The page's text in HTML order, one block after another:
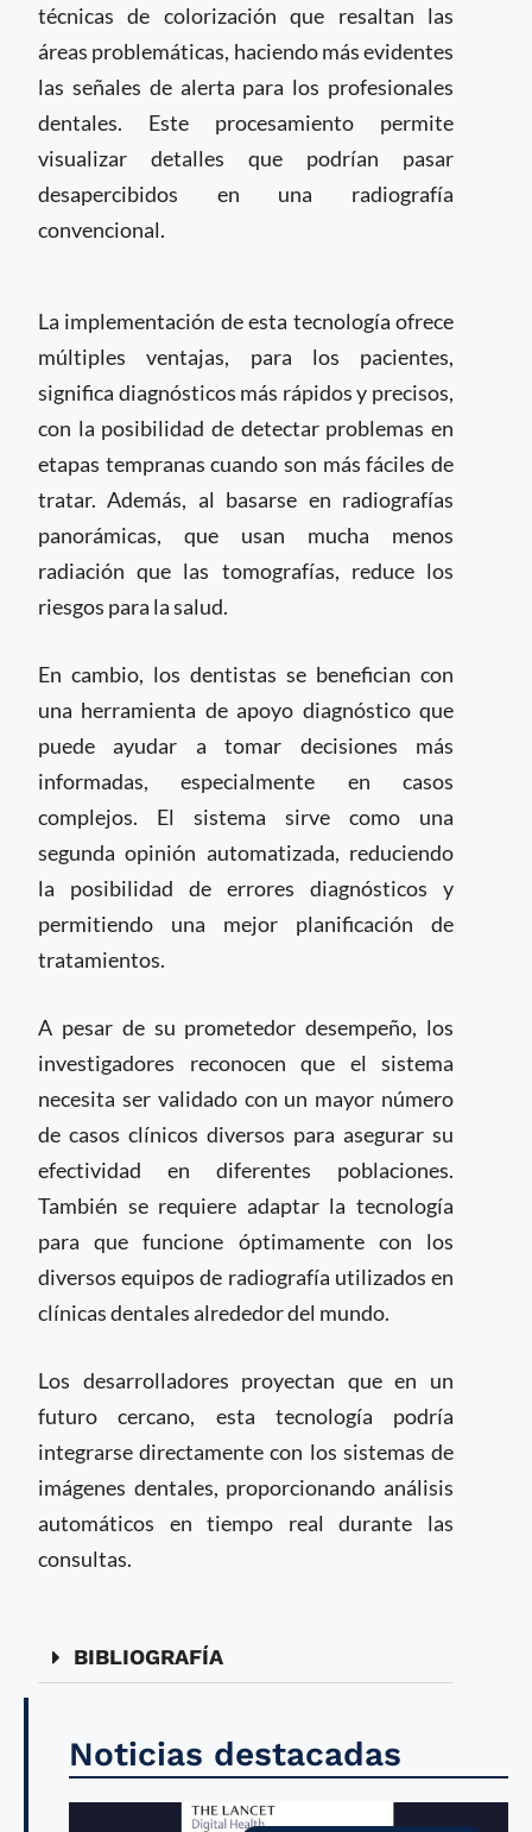
técnicas de colorización que resaltan las
áreas problemáticas, haciendo más evidentes
las señales de alerta para los profesionales
dentales. Este procesamiento permite
visualizar detalles que podrían pasar
desapercibidos en una radiografía
convencional.
La implementación de esta tecnología ofrece
múltiples ventajas, para los pacientes,
significa diagnósticos más rápidos y precisos,
con la posibilidad de detectar problemas en
etapas tempranas cuando son más fáciles de
tratar. Además, al basarse en radiografías
panorámicas, que usan mucha menos
radiación que las tomografías, reduce los
riesgos para la salud.
En cambio, los dentistas se benefician con
una herramienta de apoyo diagnóstico que
puede ayudar a tomar decisiones más
informadas, especialmente en casos
complejos. El sistema sirve como una
segunda opinión automatizada, reduciendo
la posibilidad de errores diagnósticos y
permitiendo una mejor planificación de
tratamientos.
A pesar de su prometedor desempeño, los
investigadores reconocen que el sistema
necesita ser validado con un mayor número
de casos clínicos diversos para asegurar su
efectividad en diferentes poblaciones.
También se requiere adaptar la tecnología
para que funcione óptimamente con los
diversos equipos de radiografía utilizados en
clínicas dentales alrededor del mundo.
Los desarrolladores proyectan que en un
futuro cercano, esta tecnología podría
integrarse directamente con los sistemas de
imágenes dentales, proporcionando análisis
automáticos en tiempo real durante las
consultas.
BIBLIOGRAFÍA
Noticias destacadas